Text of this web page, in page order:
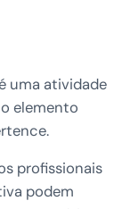
uma atividade
elemento
profissionais
podem